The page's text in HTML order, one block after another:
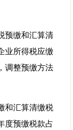
预缴和汇算清
业所得税应缴
调整预缴方法
和汇算清缴税
度预缴税款占